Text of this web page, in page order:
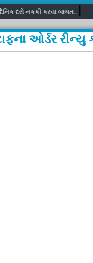
દરો નકકી કરવા બાબત..| |
ઓર્ડર રીન્યુ